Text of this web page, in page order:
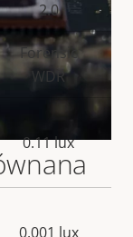
2.0
Forensic
WDR
0.11 lux
0.001 lux